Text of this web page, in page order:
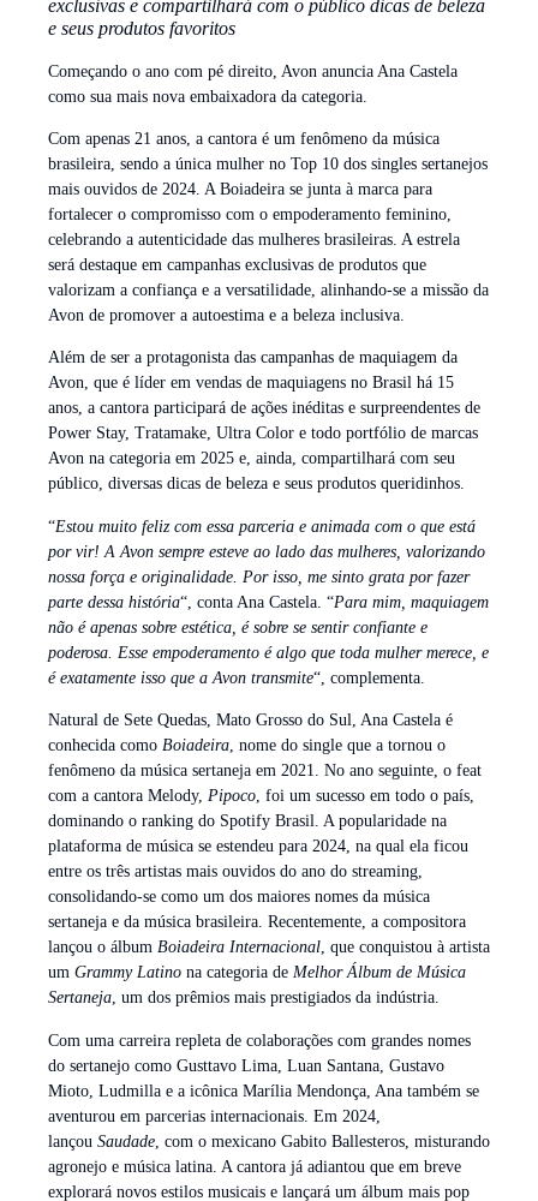
exclusivas e compartilhará com o público dicas de beleza
e seus produtos favoritos
Começando o ano com pé direito, Avon anuncia Ana Castela
como sua mais nova embaixadora da categoria.
Com apenas 21 anos, a cantora é um fenômeno da música
brasileira, sendo a única mulher no Top 10 dos singles sertanejos
mais ouvidos de 2024. A Boiadeira se junta à marca para
fortalecer o compromisso com o empoderamento feminino,
celebrando a autenticidade das mulheres brasileiras. A estrela
será destaque em campanhas exclusivas de produtos que
valorizam a confiança e a versatilidade, alinhando-se a missão da
Avon de promover a autoestima e a beleza inclusiva.
Além de ser a protagonista das campanhas de maquiagem da
Avon, que é líder em vendas de maquiagens no Brasil há 15
anos, a cantora participará de ações inéditas e surpreendentes de
Power Stay, Tratamake, Ultra Color e todo portfólio de marcas
Avon na categoria em 2025 e, ainda, compartilhará com seu
público, diversas dicas de beleza e seus produtos queridinhos.
“Estou muito feliz com essa parceria e animada com o que está
por vir! A Avon sempre esteve ao lado das mulheres, valorizando
nossa força e originalidade. Por isso, me sinto grata por fazer
parte dessa história“, conta Ana Castela. “Para mim, maquiagem
não é apenas sobre estética, é sobre se sentir confiante e
poderosa. Esse empoderamento é algo que toda mulher merece, e
é exatamente isso que a Avon transmite“, complementa.
Natural de Sete Quedas, Mato Grosso do Sul, Ana Castela é
conhecida como Boiadeira, nome do single que a tornou o
fenômeno da música sertaneja em 2021. No ano seguinte, o feat
com a cantora Melody, Pipoco, foi um sucesso em todo o país,
dominando o ranking do Spotify Brasil. A popularidade na
plataforma de música se estendeu para 2024, na qual ela ficou
entre os três artistas mais ouvidos do ano do streaming,
consolidando-se como um dos maiores nomes da música
sertaneja e da música brasileira. Recentemente, a compositora
lançou o álbum Boiadeira Internacional, que conquistou à artista
um Grammy Latino na categoria de Melhor Álbum de Música
Sertaneja, um dos prêmios mais prestigiados da indústria.
Com uma carreira repleta de colaborações com grandes nomes
do sertanejo como Gusttavo Lima, Luan Santana, Gustavo
Mioto, Ludmilla e a icônica Marília Mendonça, Ana também se
aventurou em parcerias internacionais. Em 2024,
lançou Saudade , com o mexicano Gabito Ballesteros, misturando
agronejo e música latina. A cantora já adiantou que em breve
explorará novos estilos musicais e lançará um álbum mais pop